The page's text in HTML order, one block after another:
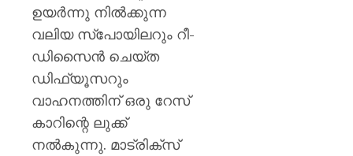
ഉയർന്നു നിൽക്കുന്ന
വലിയ സ്പോയിലറും റീ-
ഡിസൈൻ ചെയ്ത
ഡിഫ്യൂസറും
വാഹനത്തിന് ഒരു റേസ്
കാറിന്റെ ലുക്ക്
നൽകുന്നു. മാട്രിക്സ്